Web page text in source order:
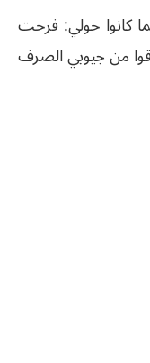
كانوا حولي: فرحت
من جيوبي الصرف